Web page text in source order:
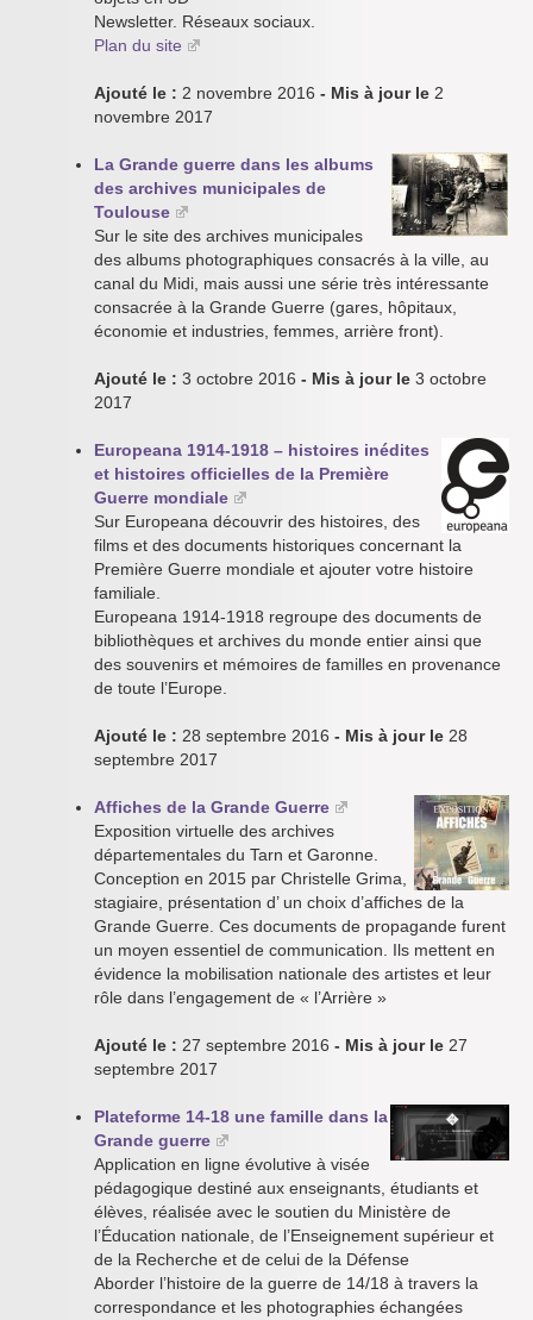
Newsletter. Réseaux sociaux.
Plan du site
Ajouté le : 2 novembre 2016 - Mis à jour le 2
novembre 2017
La Grande guerre dans les albums
des archives municipales de
Toulouse
Sur le site des archives municipales
des albums photographiques consacrés à la ville, au
canal du Midi, mais aussi une série très intéressante
consacrée à la Grande Guerre (gares, hôpitaux,
économie et industries, femmes, arrière front).
Ajouté le : 3 octobre 2016 - Mis à jour le 3 octobre
2017
Europeana 1914-1918 – histoires inédites
et histoires officielles de la Première
Guerre mondiale
Sur Europeana découvrir des histoires, des
films et des documents historiques concernant la
Première Guerre mondiale et ajouter votre histoire
familiale.
Europeana 1914-1918 regroupe des documents de
bibliothèques et archives du monde entier ainsi que
des souvenirs et mémoires de familles en provenance
de toute l’Europe.
Ajouté le : 28 septembre 2016 - Mis à jour le 28
septembre 2017
Affiches de la Grande Guerre
Exposition virtuelle des archives
départementales du Tarn et Garonne.
Conception en 2015 par Christelle Grima,
stagiaire, présentation d’ un choix d’affiches de la
Grande Guerre. Ces documents de propagande furent
un moyen essentiel de communication. Ils mettent en
évidence la mobilisation nationale des artistes et leur
rôle dans l’engagement de « l’Arrière »
Ajouté le : 27 septembre 2016 - Mis à jour le 27
septembre 2017
Plateforme 14-18 une famille dans la
Grande guerre
Application en ligne évolutive à visée
pédagogique destiné aux enseignants, étudiants et
élèves, réalisée avec le soutien du Ministère de
l’Éducation nationale, de l’Enseignement supérieur et
de la Recherche et de celui de la Défense
Aborder l’histoire de la guerre de 14/18 à travers la
correspondance et les photographies échangées